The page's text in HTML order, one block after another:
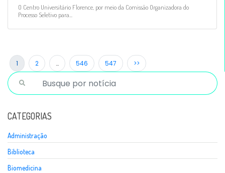
O Centro Universitário Florence, por meio da Comissão Organizadora do
Processo Seletivo para...
1 2 … 546 547 >>
CATEGORIAS
Administração
Biblioteca
Biomedicina